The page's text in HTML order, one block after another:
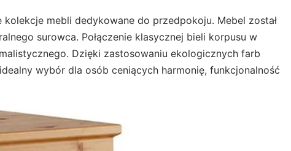
mebli dedykowane do przedpokoju. Mebel został
surowca. Połączenie klasycznej bieli korpusu w
Dzięki zastosowaniu ekologicznych farb
wybór dla osób ceniących harmonię, funkcjonalność